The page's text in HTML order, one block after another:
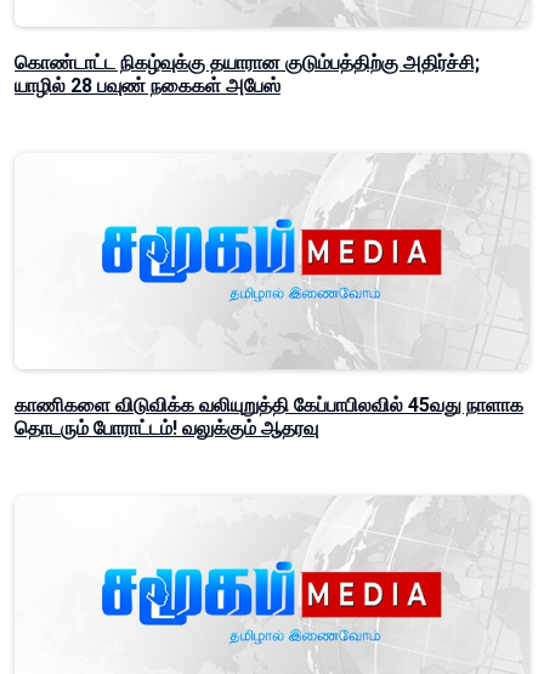
கொண்டாட்ட நிகழ்வுக்கு தயாரான குடும்பத்திற்கு அதிர்ச்சி;
யாழில் 28 பவுண் நகைகள் அபேஸ்
காணிகளை விடுவிக்க வலியுறுத்தி கேப்பாபிலவில் 45வது நாளாக
தொடரும் போராட்டம்! வலுக்கும் ஆதரவு